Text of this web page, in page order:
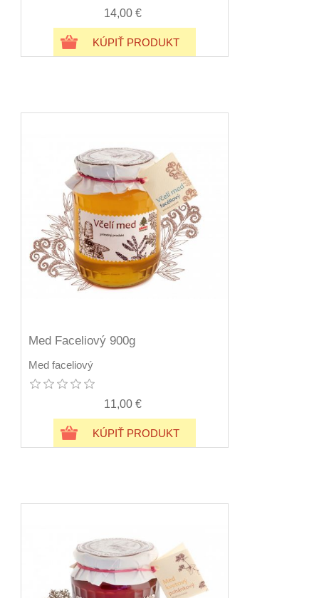
14,00 €
KÚPIŤ PRODUKT
Med Faceliový 900g
Med faceliový
11,00 €
KÚPIŤ PRODUKT